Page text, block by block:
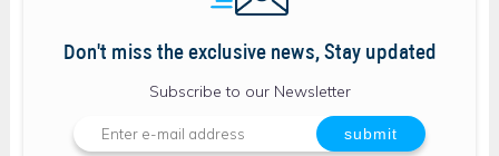
Don't miss the exclusive news, Stay updated
Subscribe to our Newsletter